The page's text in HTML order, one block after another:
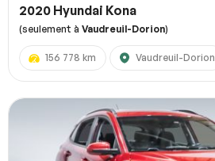
2020 Hyundai Kona
(seulement à Vaudreuil-Dorion)
156 778 km Vaudreuil-Dorion